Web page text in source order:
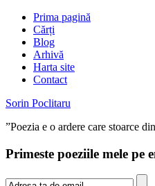
Prima pagină
Cărți
Blog
Arhivă
Harta site
Contact
Sorin Poclitaru
”Poezia e o ardere care stoarce
Primeste poeziile mele pe